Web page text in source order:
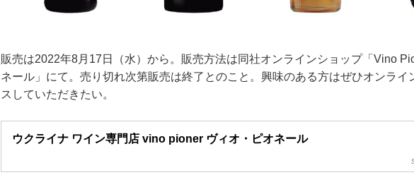
販売は2022年8月17日（水）から。販売方法は同社オンラインショップ「Vino
ネール」にて。売り切れ次第販売は終了とのこと。興味のある方はぜひオンライ
スしていただきたい。
ウクライナ ワイン専門店 vino pioner ヴィオ・ピオネール